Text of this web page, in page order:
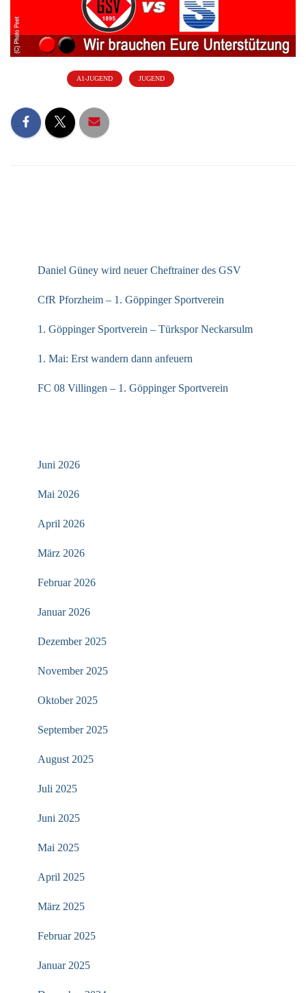
A1-JUGEND JUGEND
Daniel Güney wird neuer Cheftrainer des GSV
CfR Pforzheim – 1. Göppinger Sportverein
1. Göppinger Sportverein – Türkspor Neckarsulm
1. Mai: Erst wandern dann anfeuern
FC 08 Villingen – 1. Göppinger Sportverein
Juni 2026
Mai 2026
April 2026
März 2026
Februar 2026
Januar 2026
Dezember 2025
November 2025
Oktober 2025
September 2025
August 2025
Juli 2025
Juni 2025
Mai 2025
April 2025
März 2025
Februar 2025
Januar 2025